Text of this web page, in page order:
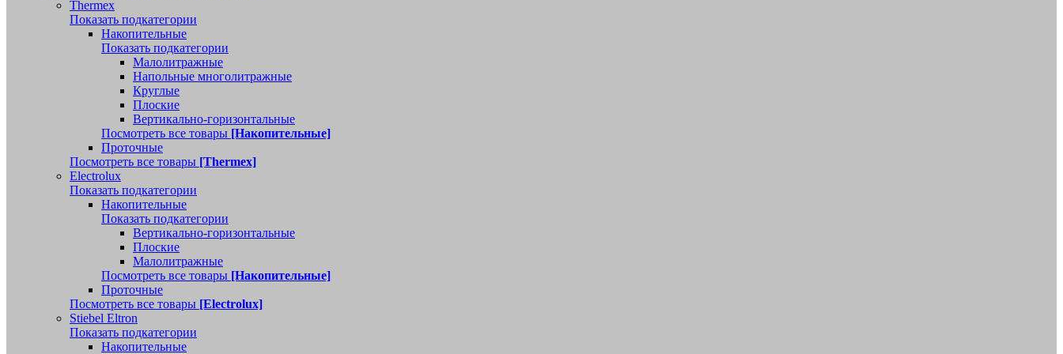
Thermex
Показать подкатегории
Накопительные
Показать подкатегории
Малолитражные
Напольные многолитражные
Круглые
Плоские
Вертикально-горизонтальные
Посмотреть все товары [Накопительные]
Проточные
Посмотреть все товары [Thermex]
Electrolux
Показать подкатегории
Накопительные
Показать подкатегории
Вертикально-горизонтальные
Плоские
Малолитражные
Посмотреть все товары [Накопительные]
Проточные
Посмотреть все товары [Electrolux]
Stiebel Eltron
Показать подкатегории
Накопительные